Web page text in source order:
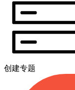
创建专题